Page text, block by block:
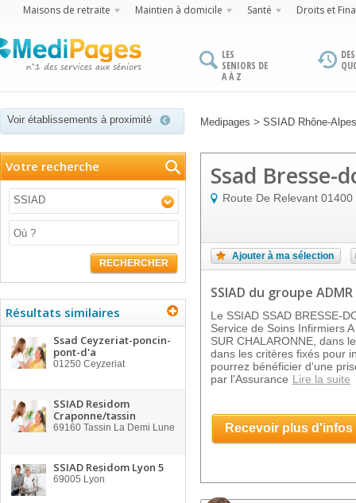
Maisons de retraite Maintien à domicile Santé Droits et
LES
SENIORS DE
A À Z
Voir établissements à proximité Medipages > SSIAD Rhône-Alpes
Votre recherche
SSIAD
RECHERCHER
Résultats similaires
Ssad Ceyzeriat-poncin-
pont-d'a
01250 Ceyzeriat
SSIAD Residom
Craponne/tassin
69160 Tassin La Demi Lune
SSIAD Residom Lyon 5
69005 Lyon
Ssad Bresse-
Route De Relevant 01400
Ajouter à ma sélection
SSIAD du groupe ADMR
Le SSIAD SSAD BRESSE-
Service de Soins Infirmiers
SUR CHALARONNE, dans
dans les critères fixés pour
pourrez bénéficier d'une
par l'Assurance Lire la suite
Recevoir plus d'infos